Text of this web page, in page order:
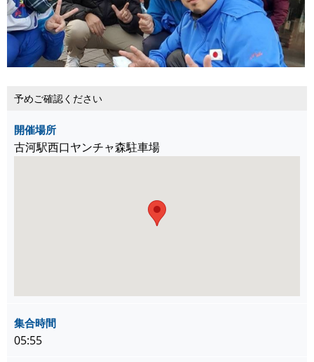
予めご確認ください
開催場所
古河駅西口ヤンチャ森駐車場
集合時間
05:55